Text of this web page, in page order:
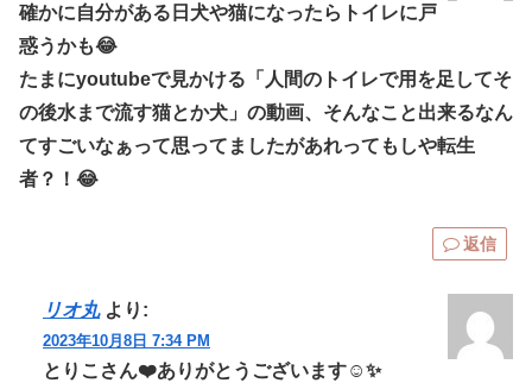
確かに自分がある日犬や猫になったらトイレに戸
惑うかも😂
たまにyoutubeで見かける「人間のトイレで用を足してそ
の後水まで流す猫とか犬」の動画、そんなこと出来るなん
てすごいなぁって思ってましたがあれってもしや転生
者？！😂
返信
リオ丸 より:
2023年10月8日 7:34 PM
とりこさん❤️ありがとうございます☺️✨